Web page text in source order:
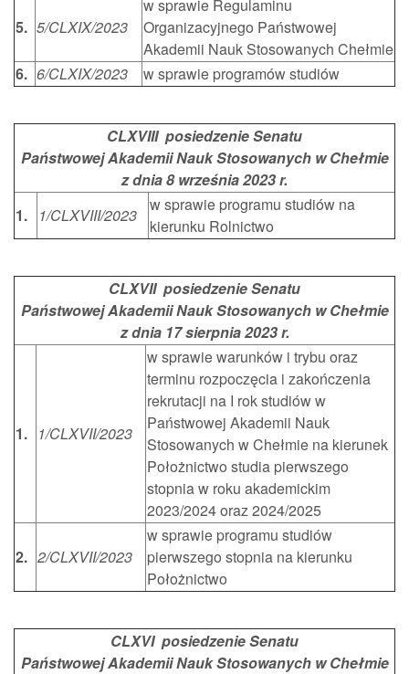
5. 5/CLXIX/2023
w sprawie Regulaminu
Organizacyjnego Państwowej
Akademii Nauk Stosowanych Chełmie
6. 6/CLXIX/2023 w sprawie programów studiów
CLXVIII posiedzenie Senatu
Państwowej Akademii Nauk Stosowanych w Chełmie
z dnia 8 września 2023 r.
1.
1/CLXVIII/2023
w sprawie programu studiów na
kierunku Rolnictwo
CLXVII posiedzenie Senatu
Państwowej Akademii Nauk Stosowanych w Chełmie
z dnia 17 sierpnia 2023 r.
1. 1/CLXVII/2023
w sprawie warunków i trybu oraz
terminu rozpoczęcia i zakończenia
rekrutacji na I rok studiów w
Państwowej Akademii Nauk
Stosowanych w Chełmie na kierunek
Położnictwo studia pierwszego
stopnia w roku akademickim
2023/2024 oraz 2024/2025
2. 2/CLXVII/2023
w sprawie programu studiów
pierwszego stopnia na kierunku
Położnictwo
CLXVI posiedzenie Senatu
Państwowej Akademii Nauk Stosowanych w Chełmie